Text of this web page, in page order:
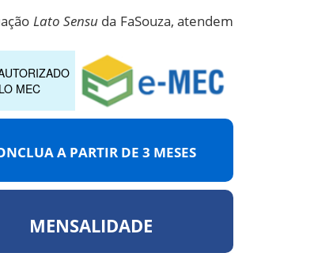
Lato Sensuda FaSouza, atendem
MEC
A PARTIR DE 3 MESES
MENSALIDADE